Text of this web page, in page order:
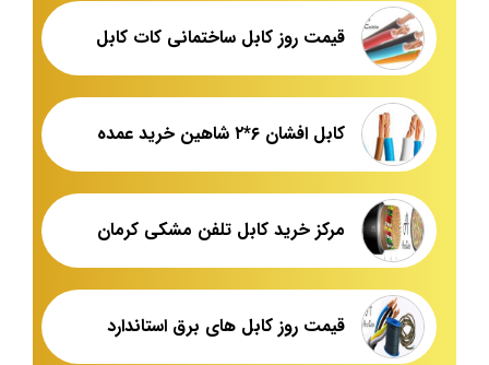
قیمت روز کابل ساختمانی کات کابل
کابل افشان ۶*۲ شاهین خرید عمده
مرکز خرید کابل تلفن مشکی کرمان
قیمت روز کابل های برق استاندارد